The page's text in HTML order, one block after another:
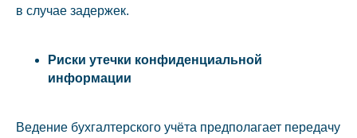
в случае задержек.
Риски утечки конфиденциальной
информации
Ведение бухгалтерского учёта предполагает передачу